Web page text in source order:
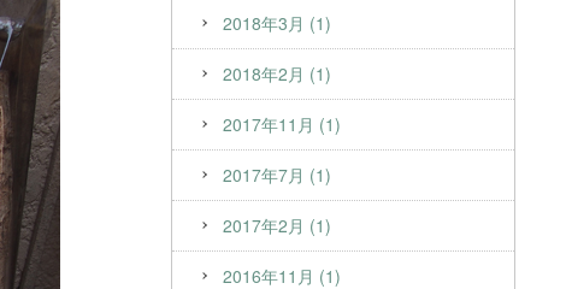
2018年3月 (1)
2018年2月 (1)
2017年11月 (1)
2017年7月 (1)
2017年2月 (1)
2016年11月 (1)